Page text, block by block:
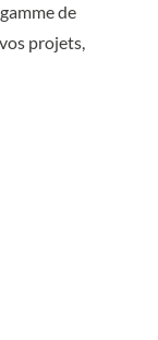
de
projets,